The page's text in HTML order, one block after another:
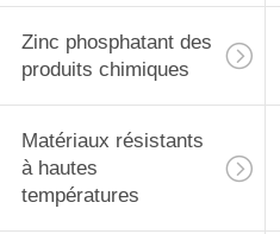
Zinc phosphatant des
produits chimiques
Matériaux résistants
à hautes
températures